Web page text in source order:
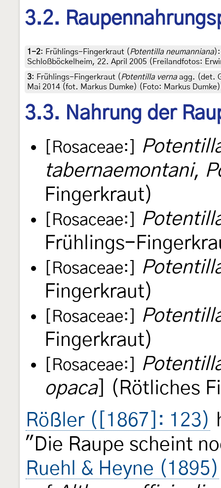
3.2.
1-2: Frühlings-Fingerkraut ( Potentilla neumanniana):
Schloßböckelheim, 22. April 2005 (Freilandfotos:
3: Frühlings-Fingerkraut ( Potentilla vernaagg. (det.
Mai 2014 (fot. Markus Dumke) (Foto: Markus Dumke)
3.3. Nahrung der
[Rosaceae:]
tabernaemontani,
Fingerkraut)
[Rosaceae:]
Frühlings-
[Rosaceae:]
Fingerkraut)
[Rosaceae:]
Fingerkraut)
[Rosaceae:]
opaca] (Rötliches
Rößler ([1867]: 123)
"Die Raupe scheint
Ruehl & Heyne (1895)